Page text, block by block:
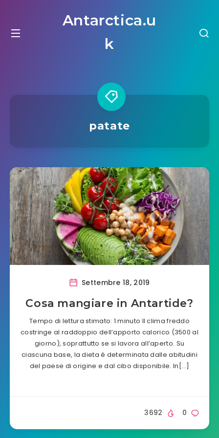
Antarctica.u
k
patate
Settembre 18, 2019
Cosa mangiare in Antartide?
Tempo di lettura stimato: 1 minuto Il clima freddo
costringe al raddoppio dell’apporto calorico (3500 al
giorno), soprattutto se si lavora all’aperto. Su
ciascuna base, la dieta è determinata dalle abitudini
del paese di origine e dal cibo disponibile. In[…]
0
3692